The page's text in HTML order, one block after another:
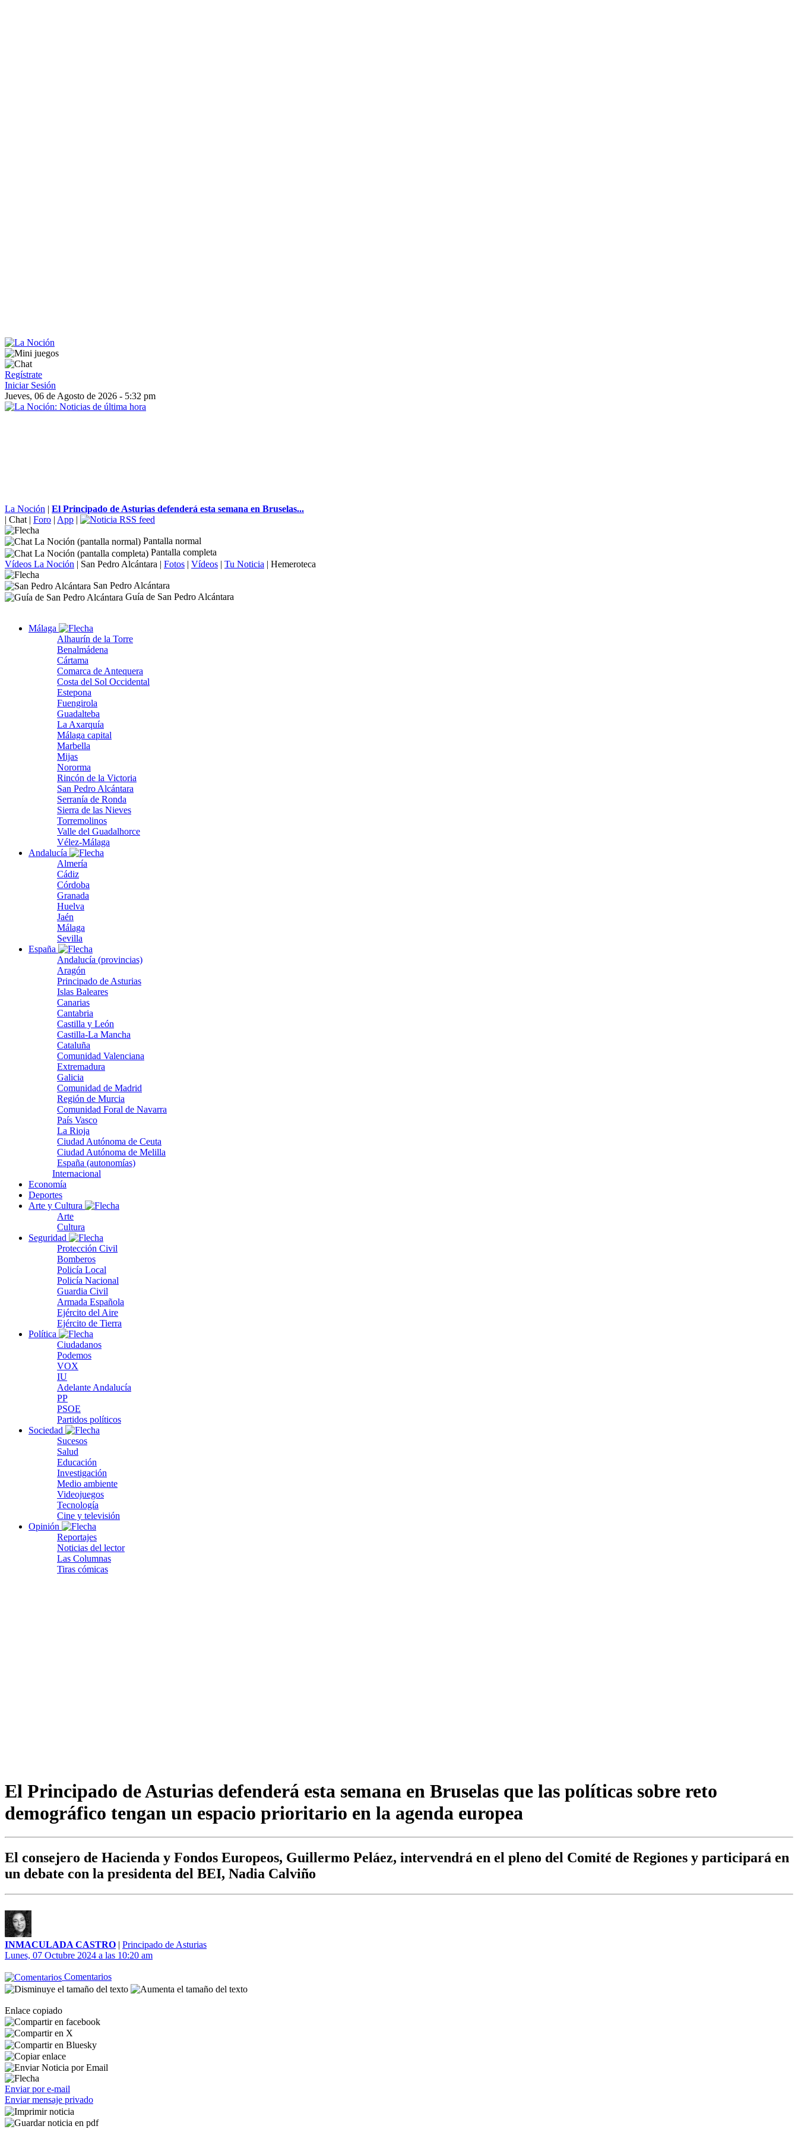
Regístrate
Iniciar Sesión
Jueves, 06 de Agosto de 2026 - 5:32 pm
La Noción | El Principado de Asturias defenderá esta semana en Bruselas...
| Chat | Foro | App |
Pantalla normal
Pantalla completa
Vídeos La Noción | San Pedro Alcántara | Fotos | Vídeos | Tu Noticia | Hemeroteca
San Pedro Alcántara
Guía de San Pedro Alcántara
Málaga
Alhaurín de la Torre
Benalmádena
Cártama
Comarca de Antequera
Costa del Sol Occidental
Estepona
Fuengirola
Guadalteba
La Axarquía
Málaga capital
Marbella
Mijas
Nororma
Rincón de la Victoria
San Pedro Alcántara
Serranía de Ronda
Sierra de las Nieves
Torremolinos
Valle del Guadalhorce
Vélez-Málaga
Andalucía
Almería
Cádiz
Córdoba
Granada
Huelva
Jaén
Málaga
Sevilla
España
Andalucía (provincias)
Aragón
Principado de Asturias
Islas Baleares
Canarias
Cantabria
Castilla y León
Castilla-La Mancha
Cataluña
Comunidad Valenciana
Extremadura
Galicia
Comunidad de Madrid
Región de Murcia
Comunidad Foral de Navarra
País Vasco
La Rioja
Ciudad Autónoma de Ceuta
Ciudad Autónoma de Melilla
España (autonomías)
Internacional
Economía
Deportes
Arte y Cultura
Arte
Cultura
Seguridad
Protección Civil
Bomberos
Policía Local
Policía Nacional
Guardia Civil
Armada Española
Ejército del Aire
Ejército de Tierra
Política
Ciudadanos
Podemos
VOX
IU
Adelante Andalucía
PP
PSOE
Partidos políticos
Sociedad
Sucesos
Salud
Educación
Investigación
Medio ambiente
Videojuegos
Tecnología
Cine y televisión
Opinión
Reportajes
Noticias del lector
Las Columnas
Tiras cómicas
El Principado de Asturias defenderá esta semana en Bruselas que las políticas sobre reto
demográfico tengan un espacio prioritario en la agenda europea
El consejero de Hacienda y Fondos Europeos, Guillermo Peláez, intervendrá en el pleno del Comité de Regiones y participará en
un debate con la presidenta del BEI, Nadia Calviño
INMACULADA CASTRO | Principado de Asturias
Lunes, 07 Octubre 2024 a las 10:20 am
Comentarios
Enlace copiado
Enviar por e-mail
Enviar mensaje privado